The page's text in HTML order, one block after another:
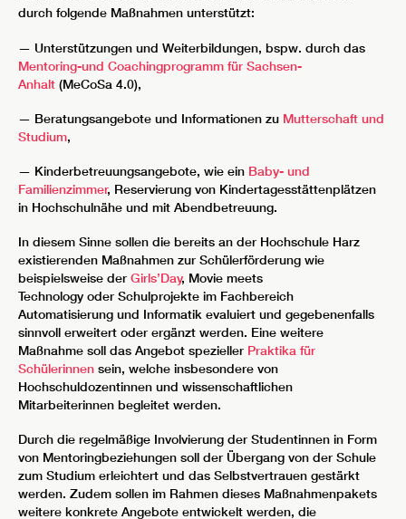
durch folgende Maßnahmen unterstützt:
— Unterstützungen und Weiterbildungen, bspw. durch das
Mentoring-und Coachingprogramm für Sachsen-
Anhalt (MeCoSa 4.0),
— Beratungsangebote und Informationen zu Mutterschaft und
Studium,
— Kinderbetreuungsangebote, wie ein Baby- und
Familienzimmer, Reservierung von Kindertagesstättenplätzen
in Hochschulnähe und mit Abendbetreuung.
In diesem Sinne sollen die bereits an der Hochschule Harz
existierenden Maßnahmen zur Schülerförderung wie
beispielsweise der Girls’Day, Movie meets
Technology oder Schulprojekte im Fachbereich
Automatisierung und Informatik evaluiert und gegebenenfalls
sinnvoll erweitert oder ergänzt werden. Eine weitere
Maßnahme soll das Angebot spezieller Praktika für
Schülerinnen sein, welche insbesondere von
Hochschuldozentinnen und wissenschaftlichen
Mitarbeiterinnen begleitet werden.
Durch die regelmäßige Involvierung der Studentinnen in Form
von Mentoringbeziehungen soll der Übergang von der Schule
zum Studium erleichtert und das Selbstvertrauen gestärkt
werden. Zudem sollen im Rahmen dieses Maßnahmenpakets
weitere konkrete Angebote entwickelt werden, die